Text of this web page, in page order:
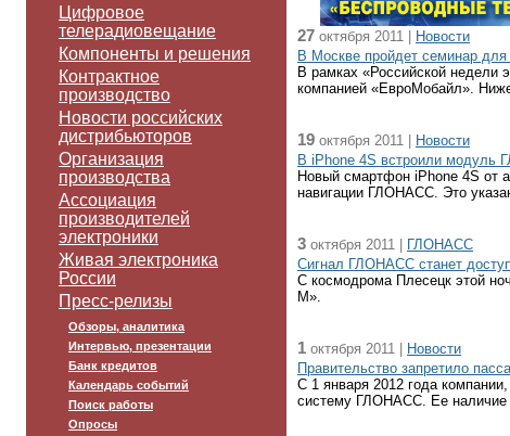
Цифровое
телерадиовещание
Компоненты и решения
Контрактное
производство
Новости российских
дистрибьюторов
Организация
производства
Ассоциация
производителей
электроники
Живая электроника
России
Пресс-релизы
Обзоры, аналитика
Интервью, презентации
Банк кредитов
Календарь событий
Поиск работы
Опросы
27 октября 2011 |
Новости
В Москве пройдет семинар для
В рамках «Российской недели
компанией «ЕвроМобайл».
19 октября 2011 |
Новости
В iPhone 4S встроили модуль
Новый смартфон iPhone 4S от
навигации ГЛОНАСС. Это
3 октября 2011 |
ГЛОНАСС
Сигнал ГЛОНАСС станет
С космодрома Плесецк этой
М».
1 октября 2011 |
Новости
Правительство запретило
С 1 января 2012 года
систему ГЛОНАСС. Ее наличие